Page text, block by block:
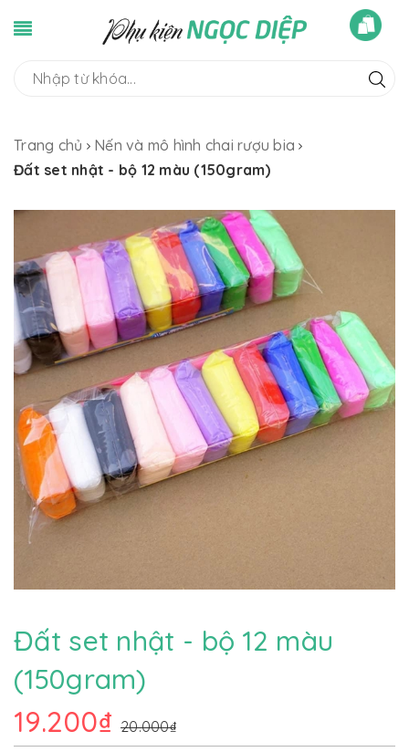
Trang chủ
Nến và mô hình chai rượu bia
Đất set nhật - bộ 12 màu (150gram)
Đất set nhật - bộ 12 màu
(150gram)
19.200₫ 20.000₫